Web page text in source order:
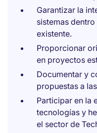
Garantizar la
sistemas
existente.
Proporcionar
en proyectos
Documentar y
propuestas a
Participar en la
tecnologías y
el sector de